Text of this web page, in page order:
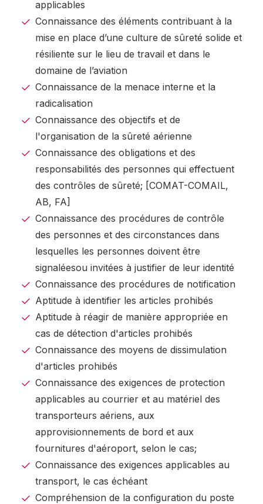
applicables
Connaissance des éléments contribuant à la
mise en place d’une culture de sûreté solide et
résiliente sur le lieu de travail et dans le
domaine de l’aviation
Connaissance de la menace interne et la
radicalisation
Connaissance des objectifs et de
l'organisation de la sûreté aérienne
Connaissance des obligations et des
responsabilités des personnes qui effectuent
des contrôles de sûreté; [COMAT-COMAIL,
AB, FA]
Connaissance des procédures de contrôle
des personnes et des circonstances dans
lesquelles les personnes doivent être
signaléesou invitées à justifier de leur identité
Connaissance des procédures de notification
Aptitude à identifier les articles prohibés
Aptitude à réagir de manière appropriée en
cas de détection d'articles prohibés
Connaissance des moyens de dissimulation
d'articles prohibés
Connaissance des exigences de protection
applicables au courrier et au matériel des
transporteurs aériens, aux
approvisionnements de bord et aux
fournitures d'aéroport, selon le cas;
Connaissance des exigences applicables au
transport, le cas échéant
Compréhension de la configuration du poste